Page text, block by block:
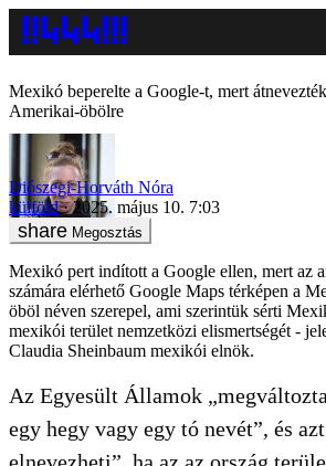
Mexikó beperelte a Google-t, mert
Amerikai-öbölre
Diószegi-Horváth Nóra
külföld
2025. május 10. 7:03
Megosztás
Mexikó pert indított a Google ellen, mert az
számára elérhető Google Maps térképen a
öböl néven szerepel, ami szerintük sérti
mexikói terület nemzetközi elismertségét -
Claudia Sheinbaum mexikói elnök.
Az Egyesült Államok
egy hegy vagy egy tó nevét”, és